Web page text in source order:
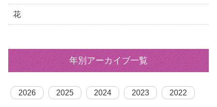
花
年別アーカイブ一覧
2026 2025 2024 2023 2022